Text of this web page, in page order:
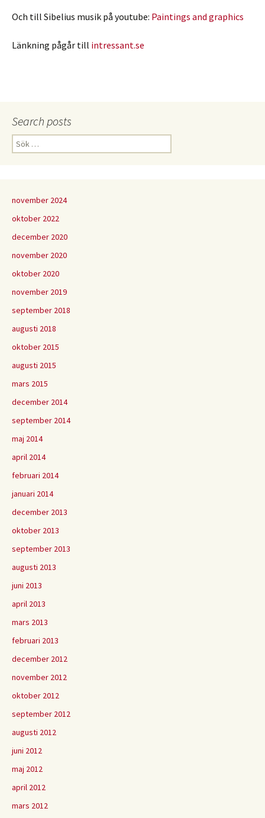
Och till Sibelius musik på youtube: Paintings and graphics
Länkning pågår till intressant.se
Search posts
Sök
efter:
november 2024
oktober 2022
december 2020
november 2020
oktober 2020
november 2019
september 2018
augusti 2018
oktober 2015
augusti 2015
mars 2015
december 2014
september 2014
maj 2014
april 2014
februari 2014
januari 2014
december 2013
oktober 2013
september 2013
augusti 2013
juni 2013
april 2013
mars 2013
februari 2013
december 2012
november 2012
oktober 2012
september 2012
augusti 2012
juni 2012
maj 2012
april 2012
mars 2012